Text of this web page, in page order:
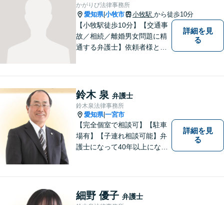
かがりび法律事務所
愛知県|小牧市 小牧駅 から徒歩10分
【小牧駅徒歩10分】【交通事
故／相続／離婚男女問題に精
通する弁護士】依頼者様との
分かりやすい説明を心がけま
す。お気軽にご相談くださ
い！
詳細を見
る
鈴木 泉 弁護士
鈴木泉法律事務所
愛知県|一宮市
【完全個室で相談可】【駐車
場有】【子連れ相談可能】弁
護士になって40年以上になり
す。「こんなこと相談しても
いいのか分からない」という
方も、まずはお気軽にご相談
詳細を見
る
細野 優子 弁護士